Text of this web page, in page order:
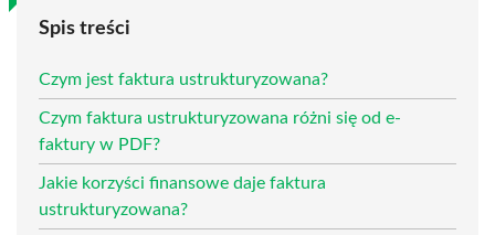
Spis treści
Czym jest faktura ustrukturyzowana?
Czym faktura ustrukturyzowana różni się od e-
faktury w PDF?
Jakie korzyści finansowe daje faktura
ustrukturyzowana?